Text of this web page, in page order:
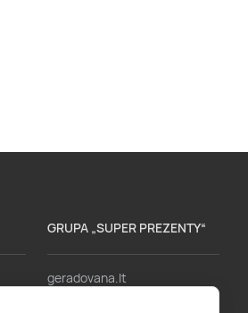
GRUPA „SUPER PREZENTY“
geradovana.lt